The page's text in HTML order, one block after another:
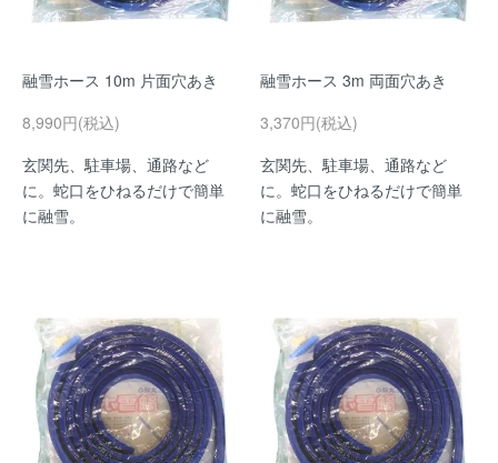
融雪ホース 10m 片面穴あき
8,990円(税込)
玄関先、駐車場、通路など
に。蛇口をひねるだけで簡単
に融雪。
融雪ホース 3m 両面穴あき
3,370円(税込)
玄関先、駐車場、通路など
に。蛇口をひねるだけで簡単
に融雪。